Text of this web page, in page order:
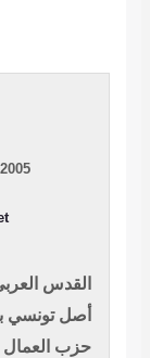
القدس
أصل تونسي
حزب